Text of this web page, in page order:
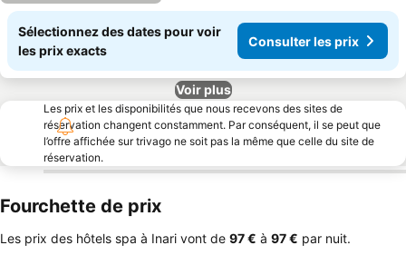
Sélectionnez des dates pour voir
les prix exacts
Consulter les prix
Voir plus
Les prix et les disponibilités que nous recevons des sites de
réservation changent constamment. Par conséquent, il se peut que
l’offre affichée sur trivago ne soit pas la même que celle du site de
réservation.
Fourchette de prix
Les prix des hôtels spa à Inari vont de ‎97 € à ‎97 € par nuit.